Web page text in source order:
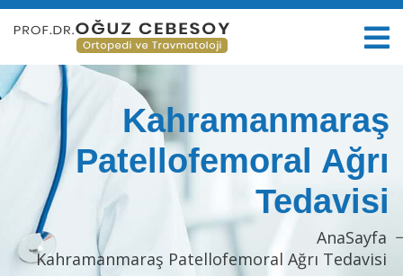
Kahramanmaraş
Patellofemoral Ağrı
Tedavisi
AnaSayfa
Kahramanmaraş Patellofemoral Ağrı Tedavisi